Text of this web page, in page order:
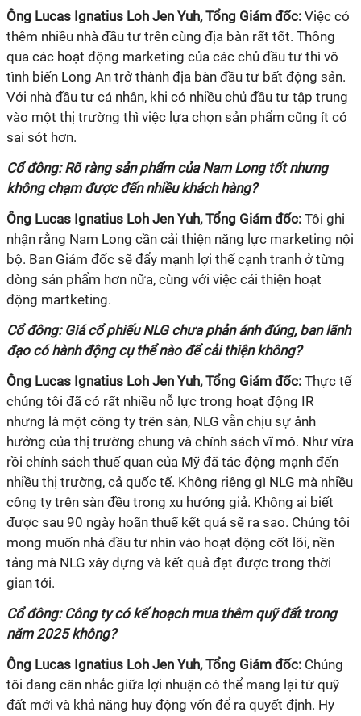
Ông Lucas Ignatius Loh Jen Yuh, Tổng Giám đốc: Việc có
thêm nhiều nhà đầu tư trên cùng địa bàn rất tốt. Thông
qua các hoạt động marketing của các chủ đầu tư thì vô
tình biến Long An trở thành địa bàn đầu tư bất động sản.
Với nhà đầu tư cá nhân, khi có nhiều chủ đầu tư tập trung
vào một thị trường thì việc lựa chọn sản phẩm cũng ít có
sai sót hơn.
Cổ đông: Rõ ràng sản phẩm của Nam Long tốt nhưng
không chạm được đến nhiều khách hàng?
Ông Lucas Ignatius Loh Jen Yuh, Tổng Giám đốc: Tôi ghi
nhận rằng Nam Long cần cải thiện năng lực marketing nội
bộ. Ban Giám đốc sẽ đẩy mạnh lợi thế cạnh tranh ở từng
dòng sản phẩm hơn nữa, cùng với việc cải thiện hoạt
động martketing.
Cổ đông: Giá cổ phiếu NLG chưa phản ánh đúng, ban lãnh
đạo có hành động cụ thể nào để cải thiện không?
Ông Lucas Ignatius Loh Jen Yuh, Tổng Giám đốc: Thực tế
chúng tôi đã có rất nhiều nỗ lực trong hoạt động IR
nhưng là một công ty trên sàn, NLG vẫn chịu sự ảnh
hưởng của thị trường chung và chính sách vĩ mô. Như vừa
rồi chính sách thuế quan của Mỹ đã tác động mạnh đến
nhiều thị trường, cả quốc tế. Không riêng gì NLG mà nhiều
công ty trên sàn đều trong xu hướng giả. Không ai biết
được sau 90 ngày hoãn thuế kết quả sẽ ra sao. Chúng tôi
mong muốn nhà đầu tư nhìn vào hoạt động cốt lõi, nền
tảng mà NLG xây dựng và kết quả đạt được trong thời
gian tới.
Cổ đông: Công ty có kế hoạch mua thêm quỹ đất trong
năm 2025 không?
Ông Lucas Ignatius Loh Jen Yuh, Tổng Giám đốc: Chúng
tôi đang cân nhắc giữa lợi nhuận có thể mang lại từ quỹ
đất mới và khả năng huy động vốn để ra quyết định. Hy